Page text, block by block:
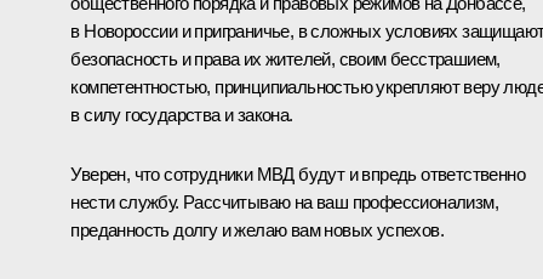
в Новороссии и приграничье, в сложных условиях
безопасность и права их жителей, своим бесстрашием,
компетентностью, принципиальностью укрепляют веру
в силу государства и закона.
Уверен, что сотрудники МВД будут и впредь ответственно
нести службу. Рассчитываю на ваш профессионализм,
преданность долгу и желаю вам новых успехов.